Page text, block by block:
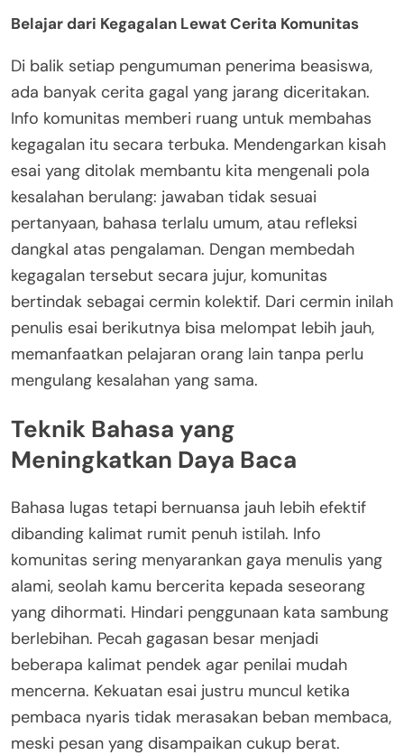
Belajar dari Kegagalan Lewat Cerita Komunitas
Di balik setiap pengumuman penerima beasiswa,
ada banyak cerita gagal yang jarang diceritakan.
Info komunitas memberi ruang untuk membahas
kegagalan itu secara terbuka. Mendengarkan kisah
esai yang ditolak membantu kita mengenali pola
kesalahan berulang: jawaban tidak sesuai
pertanyaan, bahasa terlalu umum, atau refleksi
dangkal atas pengalaman. Dengan membedah
kegagalan tersebut secara jujur, komunitas
bertindak sebagai cermin kolektif. Dari cermin inilah
penulis esai berikutnya bisa melompat lebih jauh,
memanfaatkan pelajaran orang lain tanpa perlu
mengulang kesalahan yang sama.
Teknik Bahasa yang
Meningkatkan Daya Baca
Bahasa lugas tetapi bernuansa jauh lebih efektif
dibanding kalimat rumit penuh istilah. Info
komunitas sering menyarankan gaya menulis yang
alami, seolah kamu bercerita kepada seseorang
yang dihormati. Hindari penggunaan kata sambung
berlebihan. Pecah gagasan besar menjadi
beberapa kalimat pendek agar penilai mudah
mencerna. Kekuatan esai justru muncul ketika
pembaca nyaris tidak merasakan beban membaca,
meski pesan yang disampaikan cukup berat.